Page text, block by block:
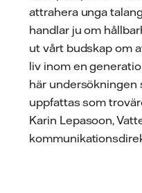
attrahera unga
handlar ju om
ut vårt budskap om
liv inom en
här
uppfattas som
Karin Lepasoon,